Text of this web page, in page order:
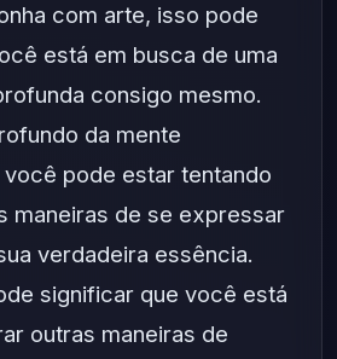
com arte, isso pode
está em busca de uma
consigo mesmo.
da mente
pode estar tentando
maneiras de se expressar
verdadeira essência.
significar que você está
outras maneiras de